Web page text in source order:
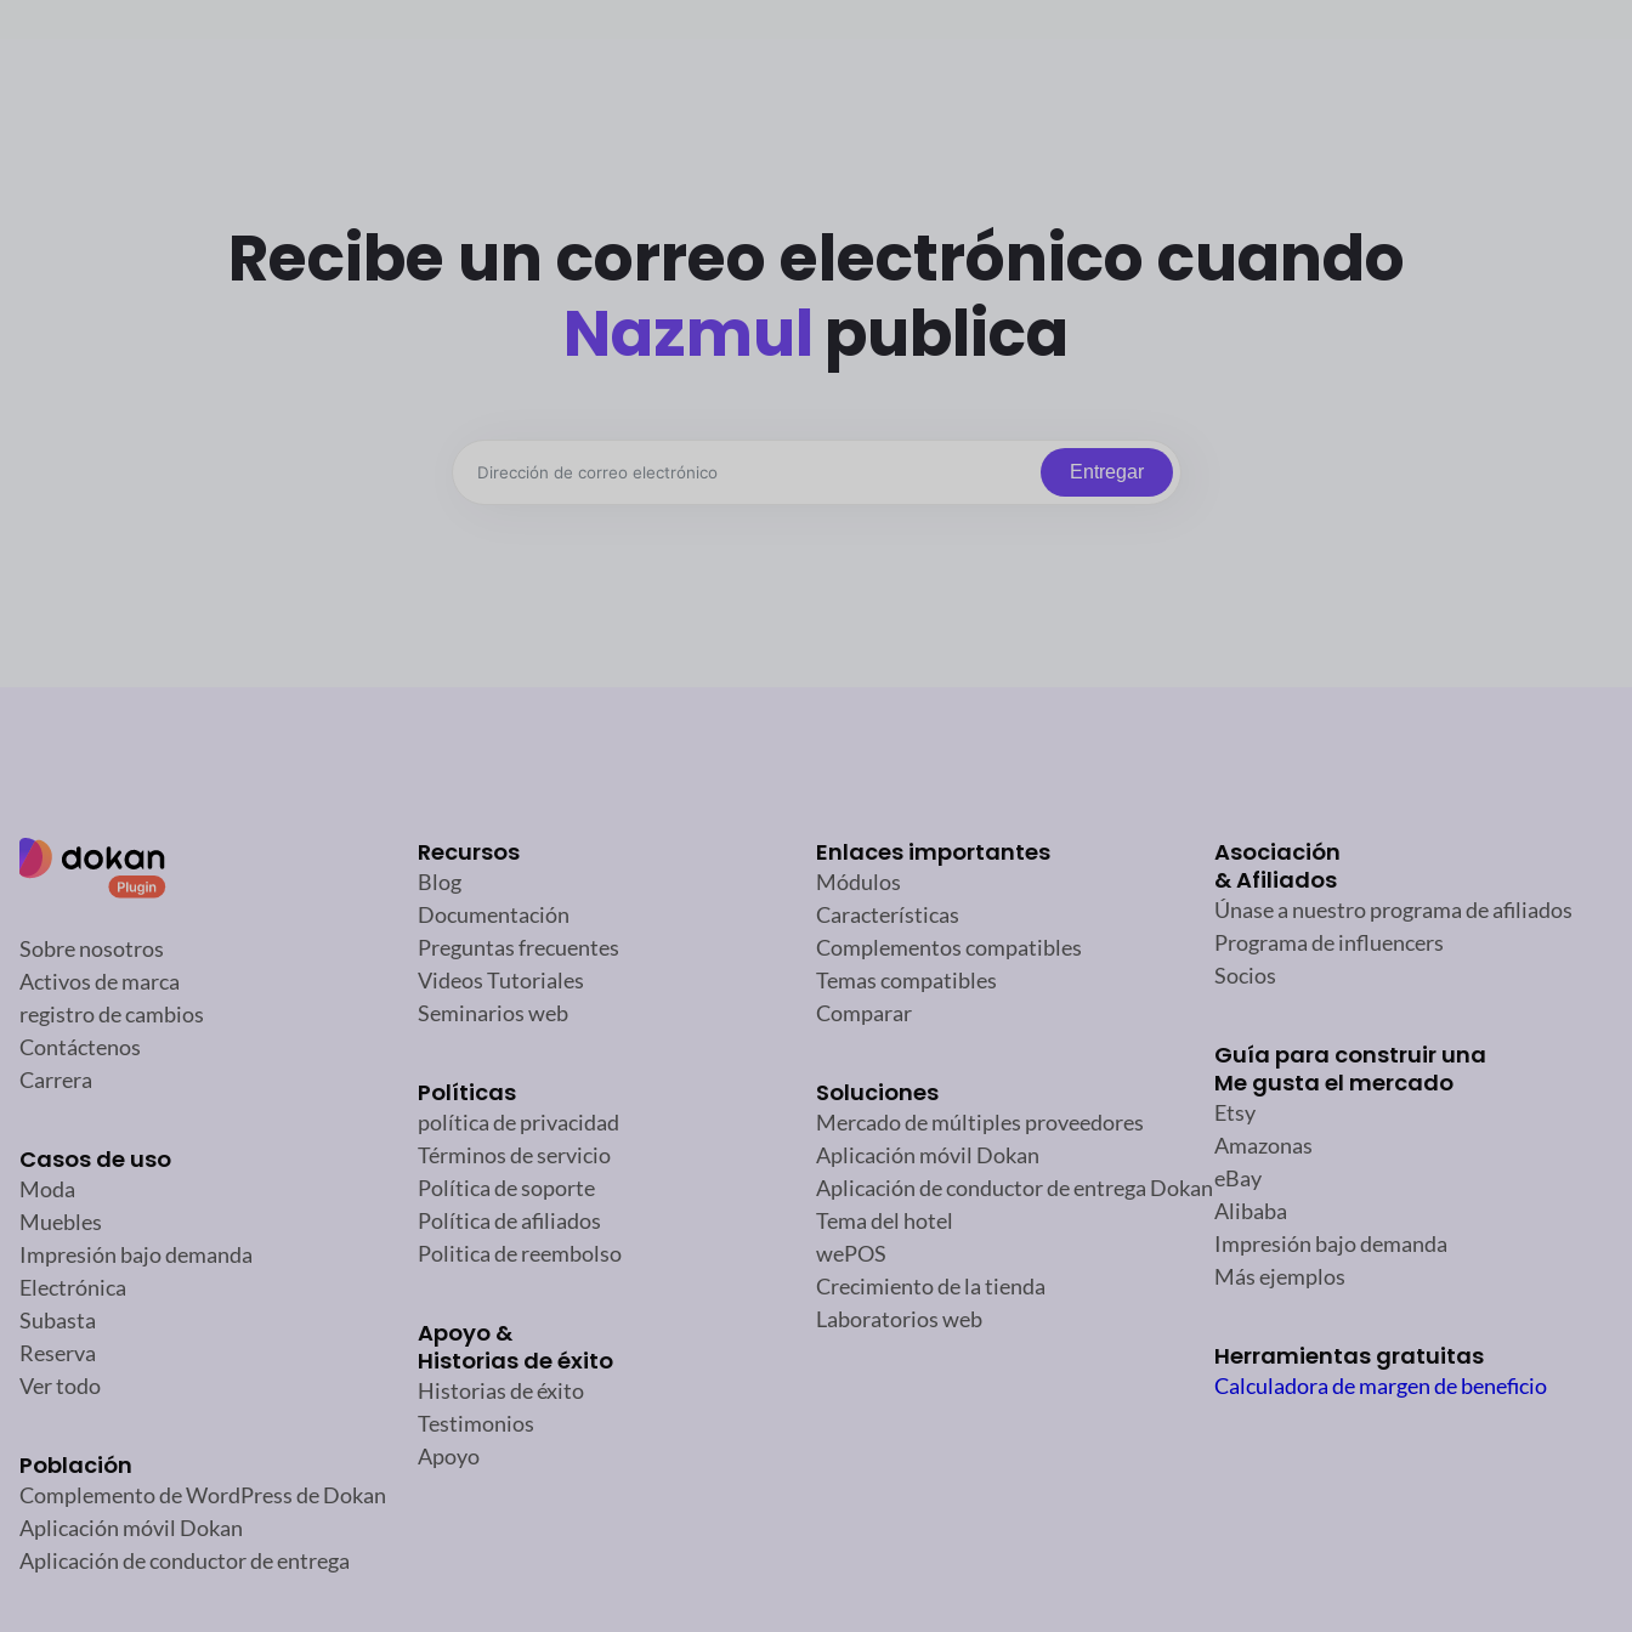
Recibe un correo electrónico cuando
Nazmul publica
Entregar
Sobre nosotros
Activos de marca
registro de cambios
Contáctenos
Carrera
Casos de uso
Moda
Muebles
Impresión bajo demanda
Electrónica
Subasta
Reserva
Ver todo
Población
Complemento de WordPress de Dokan
Aplicación móvil Dokan
Aplicación de conductor de entrega
Recursos
Blog
Documentación
Preguntas frecuentes
Videos Tutoriales
Seminarios web
Políticas
política de privacidad
Términos de servicio
Política de soporte
Política de afiliados
Politica de reembolso
Apoyo &
Historias de éxito
Historias de éxito
Testimonios
Apoyo
Enlaces importantes
Módulos
Características
Complementos compatibles
Temas compatibles
Comparar
Soluciones
Mercado de múltiples proveedores
Aplicación móvil Dokan
Aplicación de conductor de entrega Dokan
Tema del hotel
wePOS
Crecimiento de la tienda
Laboratorios web
Asociación
& Afiliados
Únase a nuestro programa de afiliados
Programa de influencers
Socios
Guía para construir una
Me gusta el mercado
Etsy
Amazonas
eBay
Alibaba
Impresión bajo demanda
Más ejemplos
Herramientas gratuitas
Calculadora de margen de beneficio